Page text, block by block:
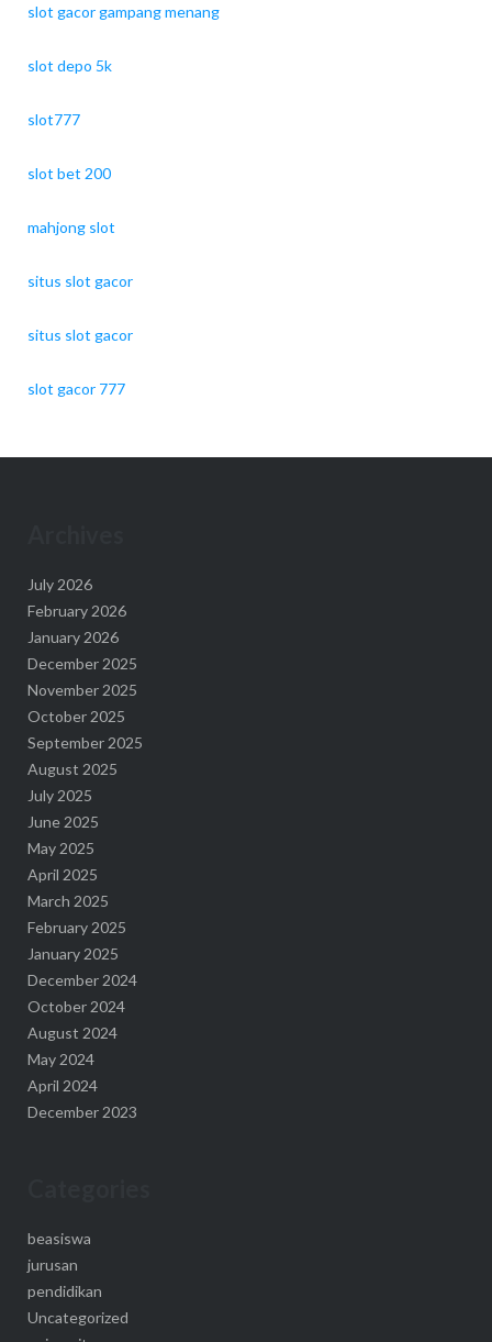
slot gacor gampang menang
slot depo 5k
slot777
slot bet 200
mahjong slot
situs slot gacor
situs slot gacor
slot gacor 777
July 2026
February 2026
January 2026
December 2025
November 2025
October 2025
September 2025
August 2025
July 2025
June 2025
May 2025
April 2025
March 2025
February 2025
January 2025
December 2024
October 2024
August 2024
May 2024
April 2024
December 2023
beasiswa
jurusan
pendidikan
Uncategorized